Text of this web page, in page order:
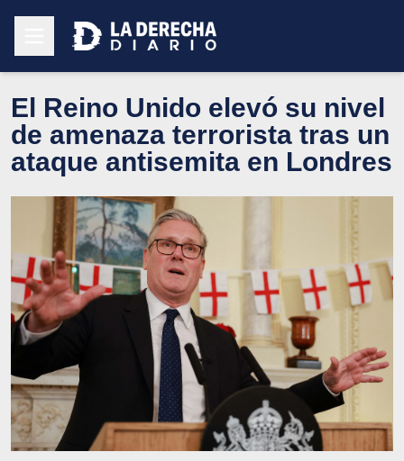
El Reino Unido elevó su nivel
de amenaza terrorista tras un
ataque antisemita en Londres